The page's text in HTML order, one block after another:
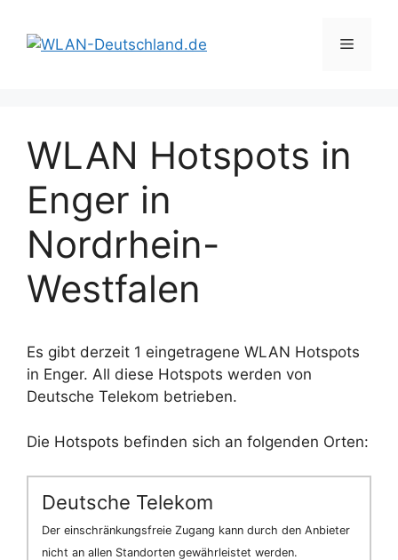
Inhalt
springen
Menü
WLAN Hotspots in
Enger in
Nordrhein-
Westfalen
Es gibt derzeit 1 eingetragene WLAN Hotspots
in Enger. All diese Hotspots werden von
Deutsche Telekom betrieben.
Die Hotspots befinden sich an folgenden Orten:
Deutsche Telekom
Der einschränkungsfreie Zugang kann durch den Anbieter
nicht an allen Standorten gewährleistet werden.